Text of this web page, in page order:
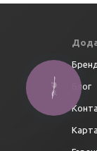
Блог